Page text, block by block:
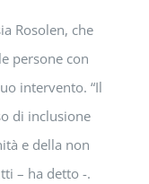
Rosolen, che
persone con
intervento. “Il
di inclusione
e della non
– ha detto -.